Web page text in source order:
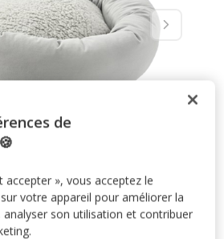
de
accepter », vous acceptez le
votre appareil pour améliorer la
son utilisation et contribuer